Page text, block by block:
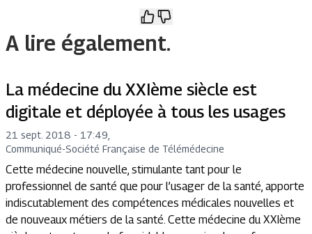
A lire également.
La médecine du XXIème siècle est
digitale et déployée à tous les usages
21 sept. 2018 - 17:49
Communiqué-Société Française de Télémédecine
Cette médecine nouvelle, stimulante tant pour le
professionnel de santé que pour l’usager de la santé, apporte
indiscutablement des compétences médicales nouvelles et
de nouveaux métiers de la santé. Cette médecine du XXIème